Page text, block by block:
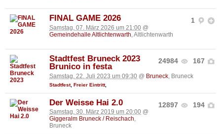
1
FINAL GAME 2026
Samstag, 07. März 2026 um 21:00 @
Gemeindehalle Altlichtenwarth , Altlichtenwarth
24984 167
Stadtfest Bruneck 2023
Brunico in festa
Samstag, 22. Juli 2023 um 09:30 @ Bruneck , Bruneck
Stadtfest, Freier Eintritt,
12897 194
Der Weisse Hai 2.0
Samstag, 30. März 2019 um 20:00 @
Giggeralm Bruneck / Reischach,
Bruneck